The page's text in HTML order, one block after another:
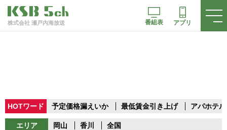
株式会社 瀬戸内海放送 番組表 アプリ
HOTワード 予定価格漏えいか 最低賃金引き上げ アパホテル
エリア 岡山 香川 全国